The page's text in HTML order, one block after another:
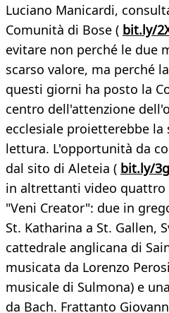
Luciano Manicardi,
Comunità di Bose ( bit.ly/
evitare non perché le due
scarso valore, ma perché
questi giorni ha posto la
centro dell'attenzione
ecclesiale proietterebbe
lettura. L'opportunità da
dal sito di Aleteia ( bit.ly/
in altrettanti video quattro
"Veni Creator": due in
St. Katharina a St. Gallen,
cattedrale anglicana di
musicata da Lorenzo
musicale di Sulmona) e
da Bach. Frattanto